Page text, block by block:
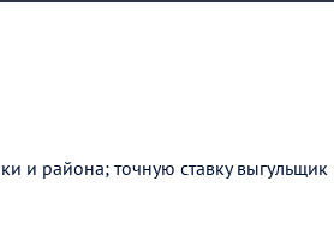
и района; точную ставку выгульщик